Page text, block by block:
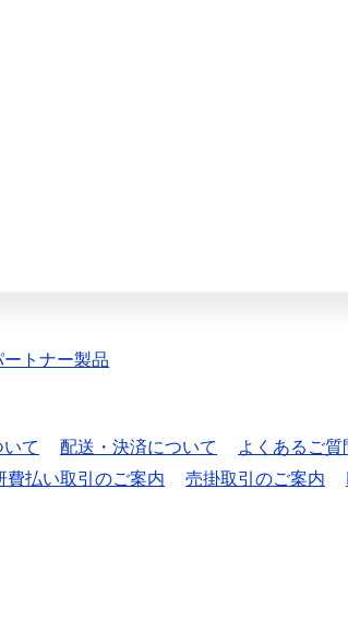
ートナー製品
て 配送・決済について
よくあるご質
費払い取引のご案内 売掛取引のご案内